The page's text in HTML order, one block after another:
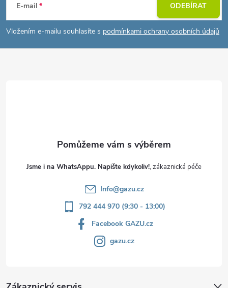
p
a
E-mail
Vložením e-mailu souhlasíte s podmínkami ochrany osobních údajů
ODEBÍRAT
Jsme i na WhatsAppu. Napište kdykoliv!
Info@gazu.cz
792 444 970 (9:30 - 13:00)
Facebook GAZU.cz
gazu.cz